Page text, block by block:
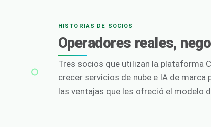
HISTORIAS DE SOCIOS
Operadores reales,
Tres socios que utilizan la plataforma
crecer servicios de nube e IA de
las ventajas que les ofreció el modelo